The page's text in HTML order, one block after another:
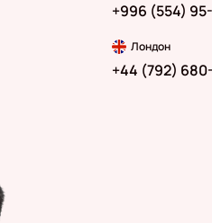
+996 (554)
Лондон
+44 (792)